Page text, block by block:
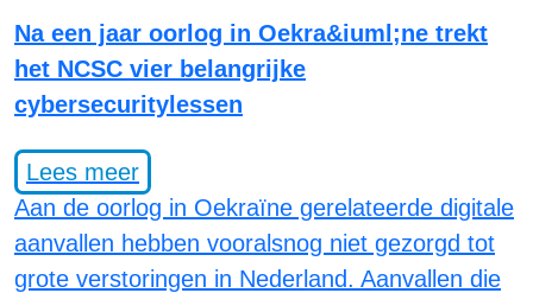
Na een jaar oorlog in Oekra&iuml;ne trekt
het NCSC vier belangrijke
cybersecuritylessen
Lees meer
Aan de oorlog in Oekraïne gerelateerde digitale
aanvallen hebben vooralsnog niet gezorgd tot
grote verstoringen in Nederland. Aanvallen die